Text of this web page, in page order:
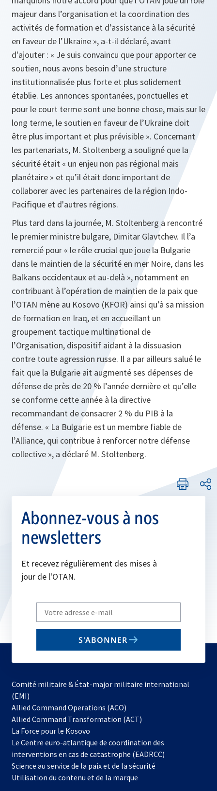
majeur dans l’organisation et la coordination des
activités de formation et d’assistance à la sécurité
en faveur de l’Ukraine », a-t-il déclaré, avant
d'ajouter : « Je suis convaincu que pour apporter ce
soutien, nous avons besoin d’une structure
institutionnalisée plus forte et plus solidement
établie. Les annonces spontanées, ponctuelles et
pour le court terme sont une bonne chose, mais sur le
long terme, le soutien en faveur de l’Ukraine doit
être plus important et plus prévisible ». Concernant
les partenariats, M. Stoltenberg a souligné que la
sécurité était « un enjeu non pas régional mais
planétaire » et qu’il était donc important de
collaborer avec les partenaires de la région Indo-
Pacifique et d'autres régions.
Plus tard dans la journée, M. Stoltenberg a rencontré
le premier ministre bulgare, Dimitar Glavtchev. Il l’a
remercié pour « le rôle crucial que joue la Bulgarie
dans le maintien de la sécurité en mer Noire, dans les
Balkans occidentaux et au-delà », notamment en
contribuant à l’opération de maintien de la paix que
l’OTAN mène au Kosovo (KFOR) ainsi qu’à sa mission
de formation en Iraq, et en accueillant un
groupement tactique multinational de
l’Organisation, dispositif aidant à la dissuasion
contre toute agression russe. Il a par ailleurs salué le
fait que la Bulgarie ait augmenté ses dépenses de
défense de près de 20 % l’année dernière et qu’elle
se conforme cette année à la directive
recommandant de consacrer 2 % du PIB à la
défense. « La Bulgarie est un membre fiable de
l’Alliance, qui contribue à renforcer notre défense
collective », a déclaré M. Stoltenberg.
Abonnez-vous à nos
newsletters
Et recevez régulièrement des mises à
jour de l'OTAN.
Write
your
email
S'ABONNER
Comité militaire & État-major militaire international
(EMI)
Allied Command Operations (ACO)
dans
nouvel
onglet
Allied Command Transformation (ACT)
La Force pour le Kosovo
dans
un
nouvel
onglet
Le Centre euro-atlantique de coordination des
interventions en cas de catastrophe (EADRCC)
Science au service de la paix et de la sécurité
Utilisation du contenu et de la marque